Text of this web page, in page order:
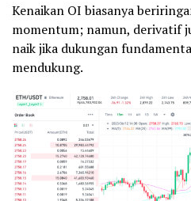
Kenaikan OI biasanya
momentum; namun, derivatif
naik jika dukungan
mendukung.